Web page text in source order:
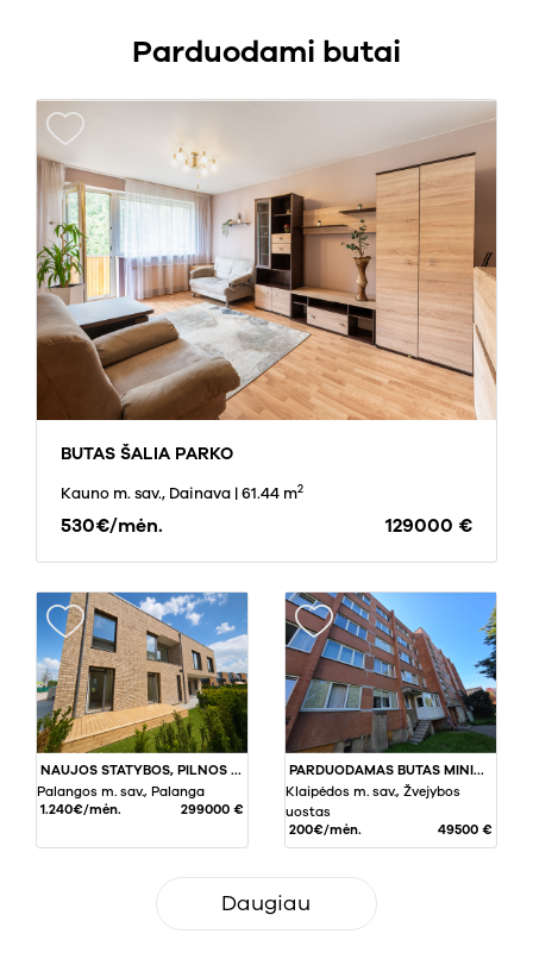
Parduodami butai
BUTAS ŠALIA PARKO
Kauno m. sav., Dainava | 61.44 m2
530€/mėn. 129000 €
NAUJOS STATYBOS, PILNOS APDAILOS, 3 KAMBARIŲ BUTAS SU BALKONU PALANGOJE, VĖŽIŲ GATVĖJE
Palangos m. sav., Palanga
1.240€/mėn.
299000 €
PARDUODAMAS BUTAS MINIJOS G., ŽVEJYBOS UOSTE, KLAIPĖDA, 36.37 KV.M PLOTO
Klaipėdos m. sav., Žvejybos
uostas
200€/mėn.
49500 €
Daugiau